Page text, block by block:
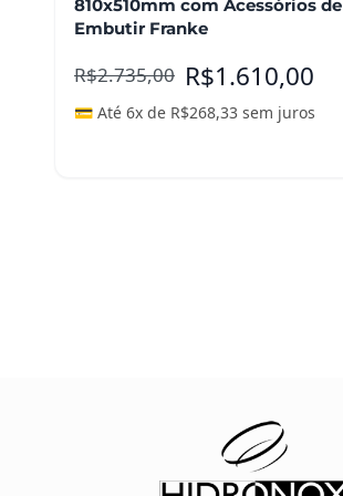
810x510mm com Acessórios de
Embutir Franke
R$2.735,00 R$1.610,00
💳 Até 6x de R$268,33 sem juros
página
do
produto